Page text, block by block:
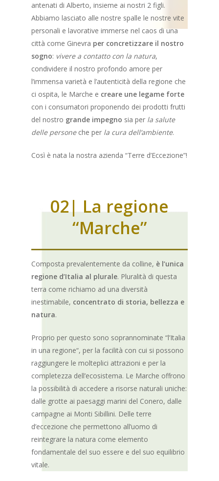
antenati di Alberto, insieme ai nostri 2 figli.
Abbiamo lasciato alle nostre spalle le nostre vite
personali e lavorative immerse nel caos di una
città come Ginevra per concretizzare il nostro
sogno: vivere a contatto con la natura,
condividere il nostro profondo amore per
l’immensa varietà e l’autenticità della regione che
ci ospita, le Marche e creare une legame forte
con i consumatori proponendo dei prodotti frutti
del nostro grande impegno sia per la salute
delle personeche per la cura dell’ambiente.
Così è nata la nostra azienda “Terre d’Eccezione”!
02| La regione
“Marche”
Composta prevalentemente da colline, è l’unica
regione d’Italia al plurale. Pluralità di questa
terra come richiamo ad una diversità
inestimabile, concentrato di storia, bellezza e
natura.
Proprio per questo sono soprannominate “l’Italia
in una regione“, per la facilità con cui si possono
raggiungere le molteplici attrazioni e per la
completezza dell’ecosistema. Le Marche offrono
la possibilità di accedere a risorse naturali uniche:
dalle grotte ai paesaggi marini del Conero, dalle
campagne ai Monti Sibillini. Delle terre
d’eccezione che permettono all’uomo di
reintegrare la natura come elemento
fondamentale del suo essere e del suo equilibrio
vitale.